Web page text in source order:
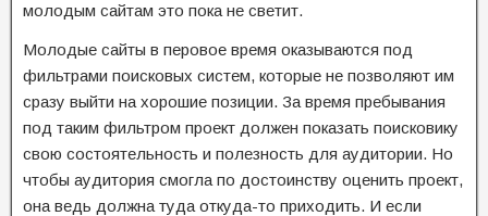
молодым сайтам это пока не светит.
Молодые сайты в перовое время оказываются под
фильтрами поисковых систем, которые не позволяют им
сразу выйти на хорошие позиции. За время пребывания
под таким фильтром проект должен показать поисковику
свою состоятельность и полезность для аудитории. Но
чтобы аудитория смогла по достоинству оценить проект,
она ведь должна туда откуда-то приходить. И если